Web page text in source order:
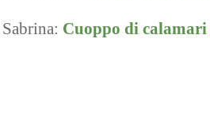
Cuoppo di calamari